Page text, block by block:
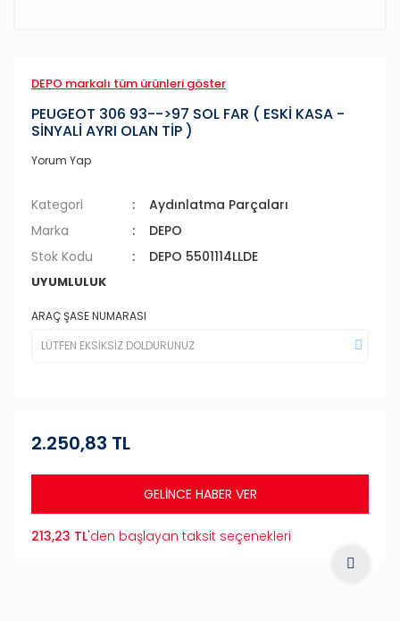
DEPO markalı tüm ürünleri göster
PEUGEOT 306 93-->97 SOL FAR ( ESKİ KASA -
SİNYALİ AYRI OLAN TİP )
Yorum Yap
Kategori
Aydınlatma Parçaları
Marka
DEPO
Stok Kodu
DEPO 5501114LLDE
UYUMLULUK
ARAÇ ŞASE NUMARASI
2.250,83 TL
GELİNCE HABER VER
213,23 TL'den başlayan taksit seçenekleri